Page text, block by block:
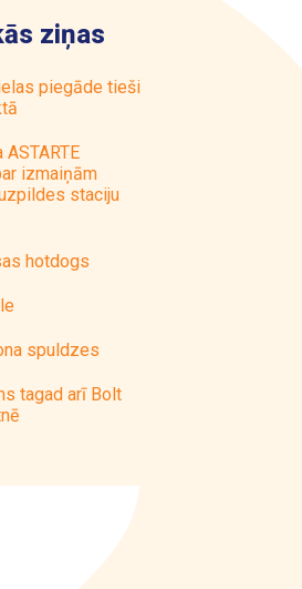
ziņas
piegāde tieši
ASTARTE
izmaiņām
staciju
hotdogs
spuldzes
tagad arī Bolt